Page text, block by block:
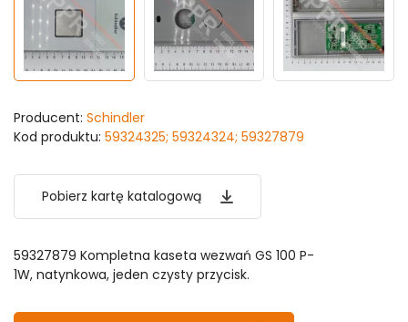
Producent: Schindler
Kod produktu: 59324325; 59324324; 59327879
Pobierz kartę katalogową
59327879 Kompletna kaseta wezwań GS 100 P-
1W, natynkowa, jeden czysty przycisk.